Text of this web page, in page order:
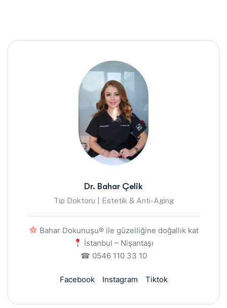
Dr. Bahar Çelik
Tıp Doktoru | Estetik & Anti-Aging
Bahar Dokunuşu® ile güzelliğine doğallık kat
İstanbul – Nişantaşı
☎ 0546 110 33 10
Facebook Instagram Tiktok